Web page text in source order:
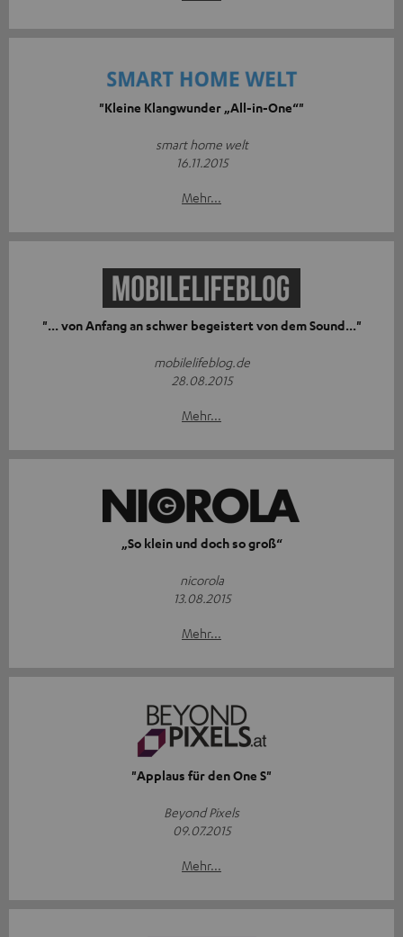
"Kleine Klangwunder „All-in-One“"
smart home welt
16.11.2015
Mehr...
"... von Anfang an schwer begeistert von dem Sound..."
mobilelifeblog.de
28.08.2015
Mehr...
„So klein und doch so groß“
nicorola
13.08.2015
Mehr...
"Applaus für den One S"
Beyond Pixels
09.07.2015
Mehr...